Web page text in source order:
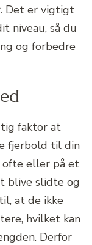
Det er vigtigt
niveau, så du
og forbedre
faktor at
fjerbold til din
eller på et
blive slidte og
at de ikke
hvilket kan
Derfor